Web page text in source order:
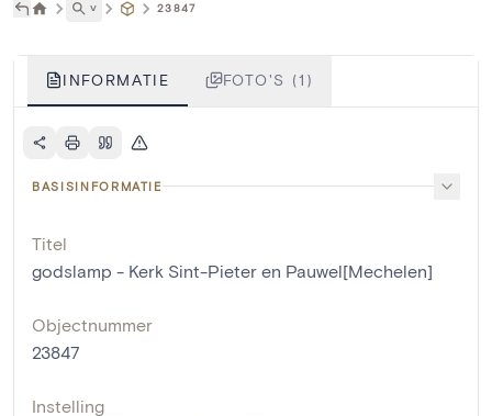
˅ 23847
INFORMATIE FOTO'S (1)
BASISINFORMATIE
Titel
godslamp - Kerk Sint-Pieter en Pauwel[Mechelen]
Objectnummer
23847
Instelling